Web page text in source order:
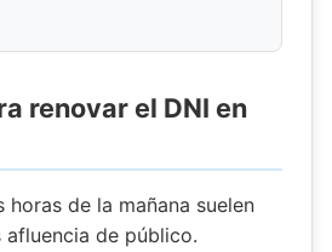
renovar el DNI en
horas de la mañana suelen
afluencia de público.